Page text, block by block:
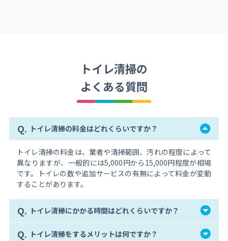
トイレ清掃の
よくある質問
Q. トイレ清掃の料金はどれくらいですか？
トイレ清掃の料金は、業者や清掃範囲、汚れの程度によって
異なりますが、一般的には5,000円から15,000円程度が相場
です。トイレの数や追加サービスの有無によって料金が変動
することがあります。
Q. トイレ清掃にかかる時間はどれくらいですか？
Q. トイレ清掃をするメリットは何ですか？